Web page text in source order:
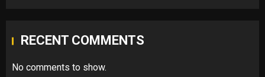
RECENT COMMENTS
No comments to show.